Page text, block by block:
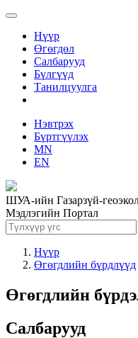
Нүүр
Өгөгдөл
Салбарууд
Бүлгүүд
Танилцуулга
Нэвтрэх
Бүртгүүлэх
MN
EN
ШУА-ийн Газарзүй-
Мэдлэгийн Портал
Нүүр
Өгөгдлийн бүрдлүүд
Өгөгдлийн
Салбарууд